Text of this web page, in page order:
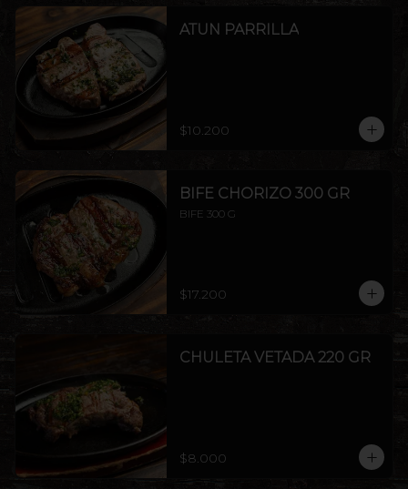
ATUN PARRILLA
$10.200
BIFE CHORIZO 300 GR
BIFE 300 G
$17.200
CHULETA VETADA 220 GR
$8.000